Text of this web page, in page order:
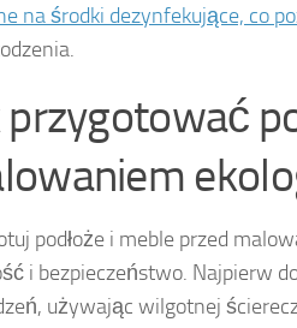
na środki dezynfekujące, co
przygotować
podłoże i meble przed
i bezpieczeństwo. Najpierw
używając wilgotnej